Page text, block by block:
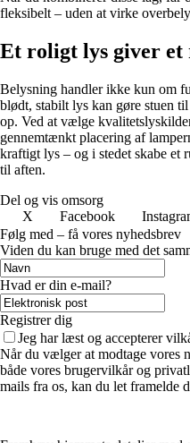
fleksibelt – uden at virke
Et roligt lys giver et
Belysning handler ikke kun om
blødt, stabilt lys kan gøre stuen
op. Ved at vælge
gennemtænkt placering af
kraftigt lys – og i stedet skabe et
til aften.
Del og vis omsorg
X
Facebook
Følg med – få vores nyhedsbrev
Viden du kan bruge med det
Hvad er din e-mail?
Registrer dig
Jeg har læst og accepterer
Når du vælger at modtage vores
både vores brugervilkår og
mails fra os, kan du let framelde